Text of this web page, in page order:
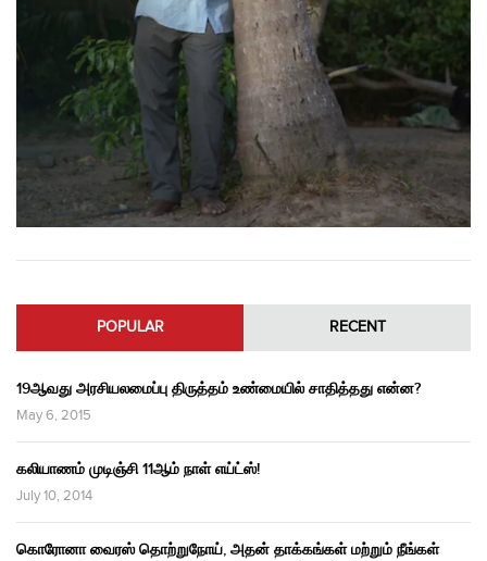
POPULAR RECENT
19ஆவது அரசியலமைப்பு திருத்தம் உண்மையில் சாதித்தது என்ன?
May 6, 2015
கலியாணம் முடிஞ்சி 11ஆம் நாள் எய்ட்ஸ்!
July 10, 2014
கொரோனா வைரஸ் தொற்றுநோய், அதன் தாக்கங்கள் மற்றும் நீங்கள்